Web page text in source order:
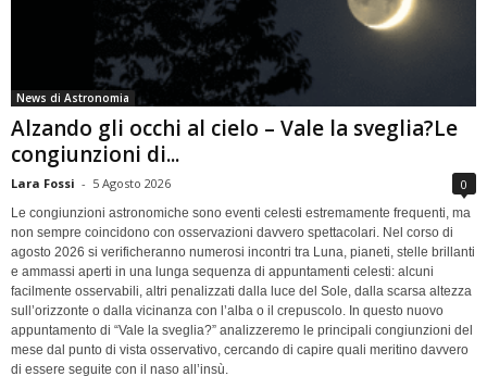
News di Astronomia
Alzando gli occhi al cielo – Vale la sveglia?Le
congiunzioni di...
Lara Fossi - 5 Agosto 2026 0
Le congiunzioni astronomiche sono eventi celesti estremamente frequenti, ma
non sempre coincidono con osservazioni davvero spettacolari. Nel corso di
agosto 2026 si verificheranno numerosi incontri tra Luna, pianeti, stelle brillanti
e ammassi aperti in una lunga sequenza di appuntamenti celesti: alcuni
facilmente osservabili, altri penalizzati dalla luce del Sole, dalla scarsa altezza
sull’orizzonte o dalla vicinanza con l’alba o il crepuscolo. In questo nuovo
appuntamento di “Vale la sveglia?” analizzeremo le principali congiunzioni del
mese dal punto di vista osservativo, cercando di capire quali meritino davvero
di essere seguite con il naso all’insù.